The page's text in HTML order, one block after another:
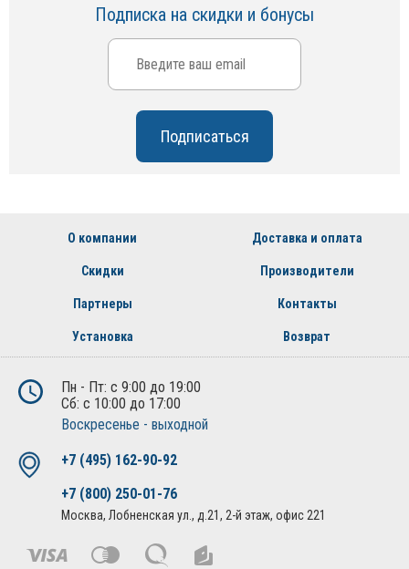
Подписка на скидки и бонусы
О компании Доставка и оплата
Скидки Производители
Партнеры Контакты
Установка Возврат
Пн - Пт: с 9:00 до 19:00
Сб: с 10:00 до 17:00
Воскресенье - выходной
+7 (495) 162-90-92
+7 (800) 250-01-76
Москва, Лобненская ул., д.21, 2-й этаж, офис 221